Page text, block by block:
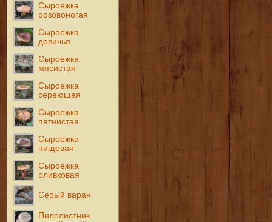
Сыроежка
розовоногая
Сыроежка
девичья
Сыроежка
мясистая
Сыроежка
сереющая
Сыроежка
пятнистая
Сыроежка
пищевая
Сыроежка
оливковая
Серый варан
Пилолистник